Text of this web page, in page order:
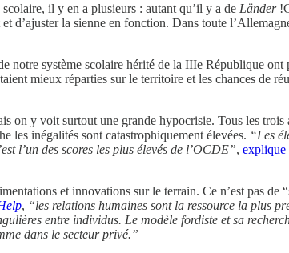
scolaire, il y en a plusieurs : autant qu’il y a de Länder
d’ajuster la sienne en fonction. Dans toute
notre système scolaire hérité de la IIIe République ont
mieux réparties sur le territoire et les chances de
on y voit surtout une grande hypocrisie. Tous les trois
les inégalités sont catastrophiquement élevées. “Les
l’un des scores les plus élevés de l’OCDE”, explique
et innovations sur le terrain. Ce n’est pas de
, “les relations humaines sont la ressource la plus
entre individus. Le modèle fordiste et sa
dans le secteur privé.”